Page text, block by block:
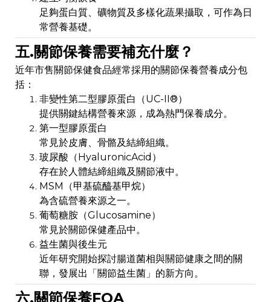
足夠蛋白質、礦物質及多樣化蔬果攝取，可作為日
常營養基礎。
五.關節保養需要補充什麼？
近年市售關節保健食品經常採用的關節保養營養成分包
括：
非變性第二型膠原蛋白（UC-II®）
提供關鍵結構營養來源，成為熱門保養成分。
第一型膠原蛋白
常見於皮膚、骨骼及結締組織。
玻尿酸（HyaluronicAcid）
存在於人體結締組織及關節液中。
MSM（甲基硫醯基甲烷）
為含硫營養來源之一。
葡萄糖胺（Glucosamine）
常見於關節保健產品中。
益生菌與後生元
近年研究開始探討腸道菌相與關節健康之間的關
聯，發展出「關節益生菌」的新方向。
六.關節保養FQA